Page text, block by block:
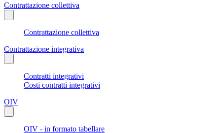
Contrattazione collettiva
Contrattazione collettiva
Contrattazione integrativa
Contratti integrativi
Costi contratti integrativi
OIV
OIV - in formato tabellare